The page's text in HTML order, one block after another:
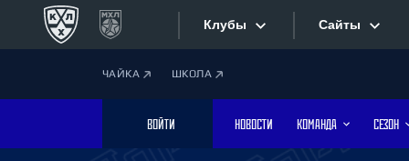
Клубы
Дивизион Боброва
Лада
Сайты
ЧАЙКА ШКОЛА
ВОЙТИ НОВОСТИ КОМАНДА СЕЗОН